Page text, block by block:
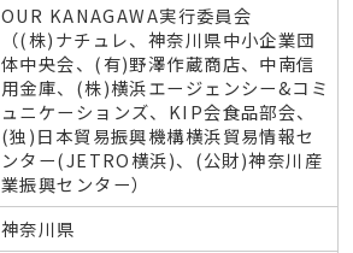
OUR KANAGAWA実行委員会
（(株)ナチュレ、神奈川県中小企業団
体中央会、(有)野澤作蔵商店、中南信
用金庫、(株)横浜エージェンシー&コミ
ュニケーションズ、KIP会食品部会、
(独)日本貿易振興機構横浜貿易情報セ
ンター(JETRO横浜)、(公財)神奈川産
業振興センター）
神奈川県